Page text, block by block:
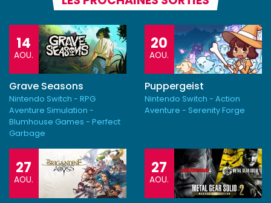
14
AOU.
Grave Seasons
Nintendo Switch - RPG
Aventure Simulation -
Blumhouse Games - Perfect
Garbage
20
AOU.
Puppergeist
Nintendo Switch - Action
Aventure - Serenity Forge
27
AOU.
27
AOU.